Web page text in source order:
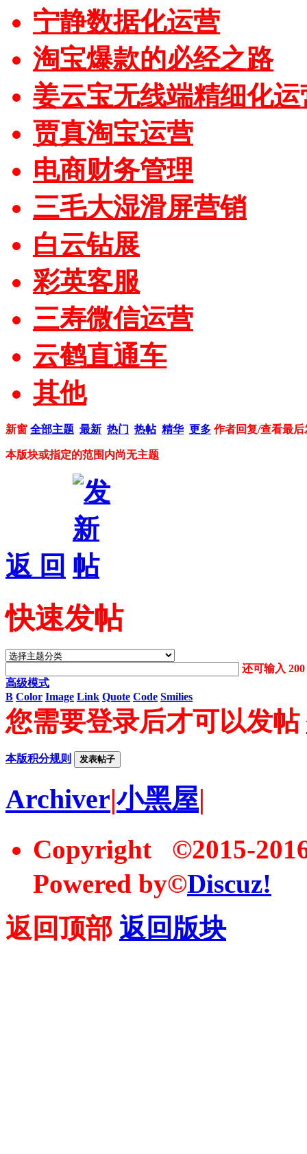
宁静数据化运营
淘宝爆款的必经之路
姜云宝无线端精细化运
贾真淘宝运营
电商财务管理
三毛大湿滑屏营销
白云钻展
彩英客服
三寿微信运营
云鹤直通车
其他
新窗 全部主题 最新 热门 热帖 精华 更多 作者回复/查看最后
本版块或指定的范围内尚无主题
返 回
快速发帖
还可输入200
高级模式
B Color Image Link Quote Code Smilies
您需要登录后才可以发帖
本版积分规则 发表帖子
Archiver|小黑屋|
Copyright ©2015-
Powered by©Discuz!
返回顶部 返回版块